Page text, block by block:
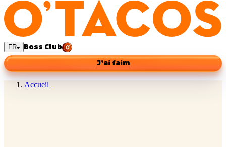
FR
Boss Club
J’ai faim
Accueil